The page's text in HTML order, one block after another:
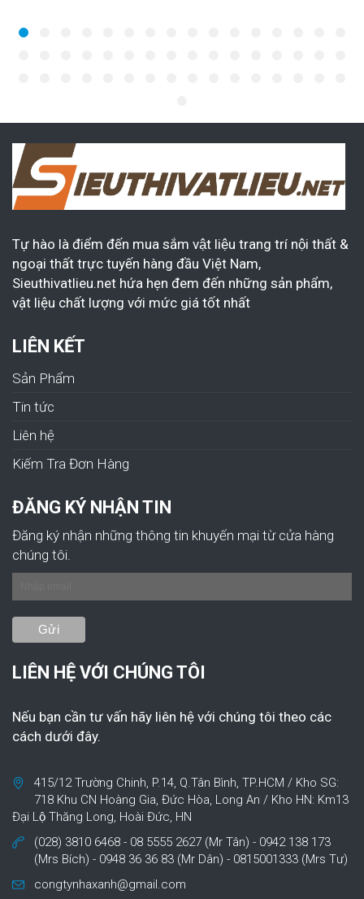
Tự hào là điểm đến mua sắm vật liệu trang trí nội thất &
ngoại thất trực tuyến hàng đầu Việt Nam,
Sieuthivatlieu.net hứa hẹn đem đến những sản phẩm,
vật liệu chất lượng với mức giá tốt nhất
LIÊN KẾT
Sản Phẩm
Tin tức
Liên hệ
Kiếm Tra Đơn Hàng
ĐĂNG KÝ NHẬN TIN
Đăng ký nhận những thông tin khuyến mại từ cửa hàng
chúng tôi.
LIÊN HỆ VỚI CHÚNG TÔI
Nếu bạn cần tư vấn hãy liên hệ với chúng tôi theo các
cách dưới đây.
415/12 Trường Chinh, P.14, Q.Tân Bình, TP.HCM / Kho SG:
718 Khu CN Hoàng Gia, Đức Hòa, Long An / Kho HN: Km13
Đại Lộ Thăng Long, Hoài Đức, HN
(028) 3810 6468 - 08 5555 2627 (Mr Tân) - 0942 138 173
(Mrs Bích) - 0948 36 36 83 (Mr Dân) - 0815001333 (Mrs Tư)
congtynhaxanh@gmail.com